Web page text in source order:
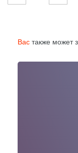
Вас также может